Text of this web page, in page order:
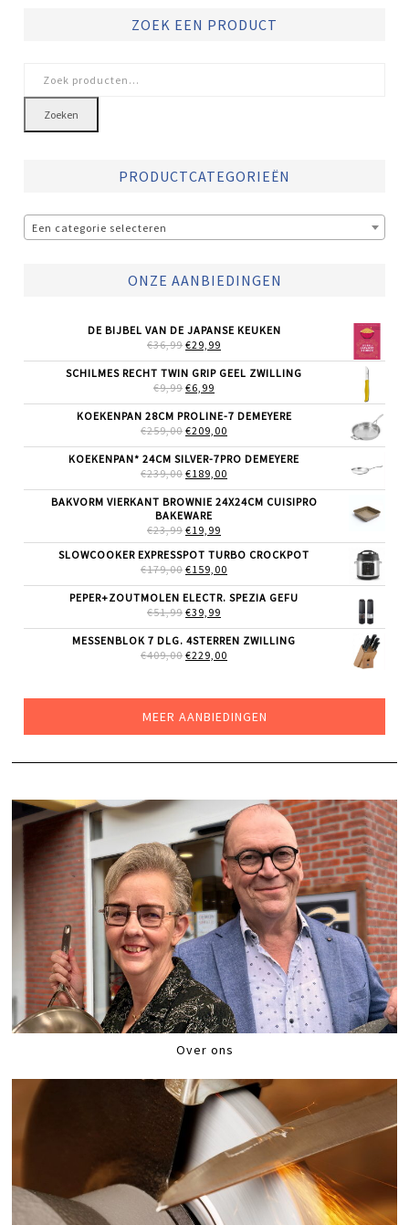
ZOEK EEN PRODUCT
naar:
Zoeken
PRODUCTCATEGORIEËN
Een categorie selecteren
ONZE AANBIEDINGEN
DE BIJBEL VAN DE JAPANSE KEUKEN
€36,99 OORSPRONKELIJKE
WAS:
€36,99.
€29,99
IS:
SCHILMES RECHT TWIN GRIP GEEL ZWILLING
€9,99 OORSPRONKELIJKE
WAS:
€9,99.
€6,99
IS:
€6,99.
KOEKENPAN 28CM PROLINE-7 DEMEYERE
€259,00 OORSPRONKELIJKE
WAS:
€259,00.
€209,00
IS:
KOEKENPAN* 24CM SILVER-7PRO DEMEYERE
€239,00 OORSPRONKELIJKE
WAS:
€239,00.
€189,00
IS:
BAKVORM VIERKANT BROWNIE 24X24CM CUISIPRO
BAKEWARE
€23,99 OORSPRONKELIJKE
PRIJS
WAS:
€23,99.
€19,99
PRIJS
IS:
€19,99.
SLOWCOOKER EXPRESSPOT TURBO CROCKPOT
€179,00 OORSPRONKELIJKE
WAS:
€179,00.
€159,00
IS:
PEPER+ZOUTMOLEN ELECTR. SPEZIA GEFU
€51,99 OORSPRONKELIJKE
WAS:
€51,99.
€39,99
IS:
€39,99.
MESSENBLOK 7 DLG. 4STERREN ZWILLING
€409,00 OORSPRONKELIJKE
€229,00
MEER AANBIEDINGEN
Over ons